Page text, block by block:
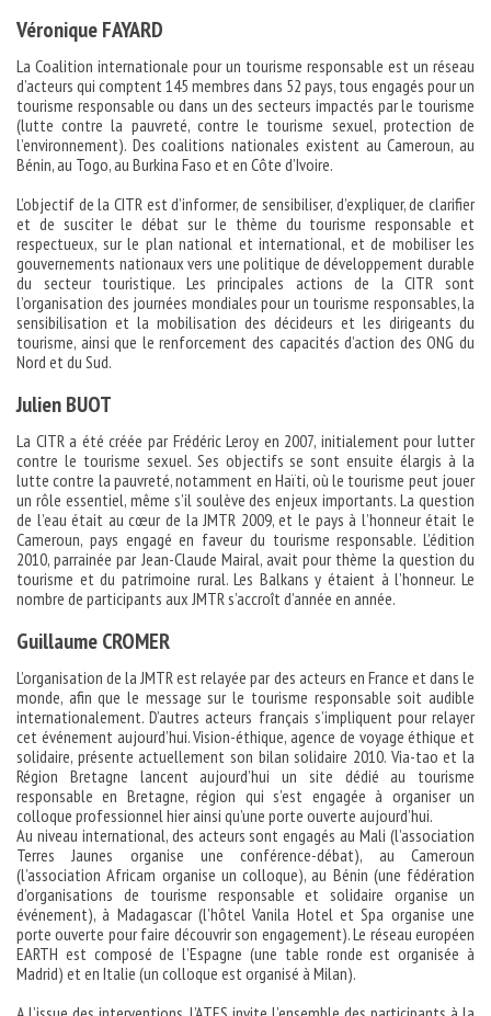
Véronique FAYARD
La Coalition internationale pour un tourisme responsable est un réseau
d’acteurs qui comptent 145 membres dans 52 pays, tous engagés pour un
tourisme responsable ou dans un des secteurs impactés par le tourisme
(lutte contre la pauvreté, contre le tourisme sexuel, protection de
l’environnement). Des coalitions nationales existent au Cameroun, au
Bénin, au Togo, au Burkina Faso et en Côte d’Ivoire.
L’objectif de la CITR est d’informer, de sensibiliser, d’expliquer, de clarifier
et de susciter le débat sur le thème du tourisme responsable et
respectueux, sur le plan national et international, et de mobiliser les
gouvernements nationaux vers une politique de développement durable
du secteur touristique. Les principales actions de la CITR sont
l’organisation des journées mondiales pour un tourisme responsables, la
sensibilisation et la mobilisation des décideurs et les dirigeants du
tourisme, ainsi que le renforcement des capacités d’action des ONG du
Nord et du Sud.
Julien BUOT
La CITR a été créée par Frédéric Leroy en 2007, initialement pour lutter
contre le tourisme sexuel. Ses objectifs se sont ensuite élargis à la
lutte contre la pauvreté, notamment en Haïti, où le tourisme peut jouer
un rôle essentiel, même s’il soulève des enjeux importants. La question
de l’eau était au cœur de la JMTR 2009, et le pays à l’honneur était le
Cameroun, pays engagé en faveur du tourisme responsable. L’édition
2010, parrainée par Jean-Claude Mairal, avait pour thème la question du
tourisme et du patrimoine rural. Les Balkans y étaient à l’honneur. Le
nombre de participants aux JMTR s’accroît d’année en année.
Guillaume CROMER
L’organisation de la JMTR est relayée par des acteurs en France et dans le
monde, afin que le message sur le tourisme responsable soit audible
internationalement. D’autres acteurs français s’impliquent pour relayer
cet événement aujourd’hui. Vision-éthique, agence de voyage éthique et
solidaire, présente actuellement son bilan solidaire 2010. Via-tao et la
Région Bretagne lancent aujourd’hui un site dédié au tourisme
responsable en Bretagne, région qui s’est engagée à organiser un
colloque professionnel hier ainsi qu’une porte ouverte aujourd’hui.
Au niveau international, des acteurs sont engagés au Mali (l’association
Terres Jaunes organise une conférence-débat), au Cameroun
(l’association Africam organise un colloque), au Bénin (une fédération
d’organisations de tourisme responsable et solidaire organise un
événement), à Madagascar (l’hôtel Vanila Hotel et Spa organise une
porte ouverte pour faire découvrir son engagement). Le réseau européen
EARTH est composé de l’Espagne (une table ronde est organisée à
Madrid) et en Italie (un colloque est organisé à Milan).